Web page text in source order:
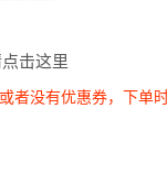
击这里
没有优惠券，下单时